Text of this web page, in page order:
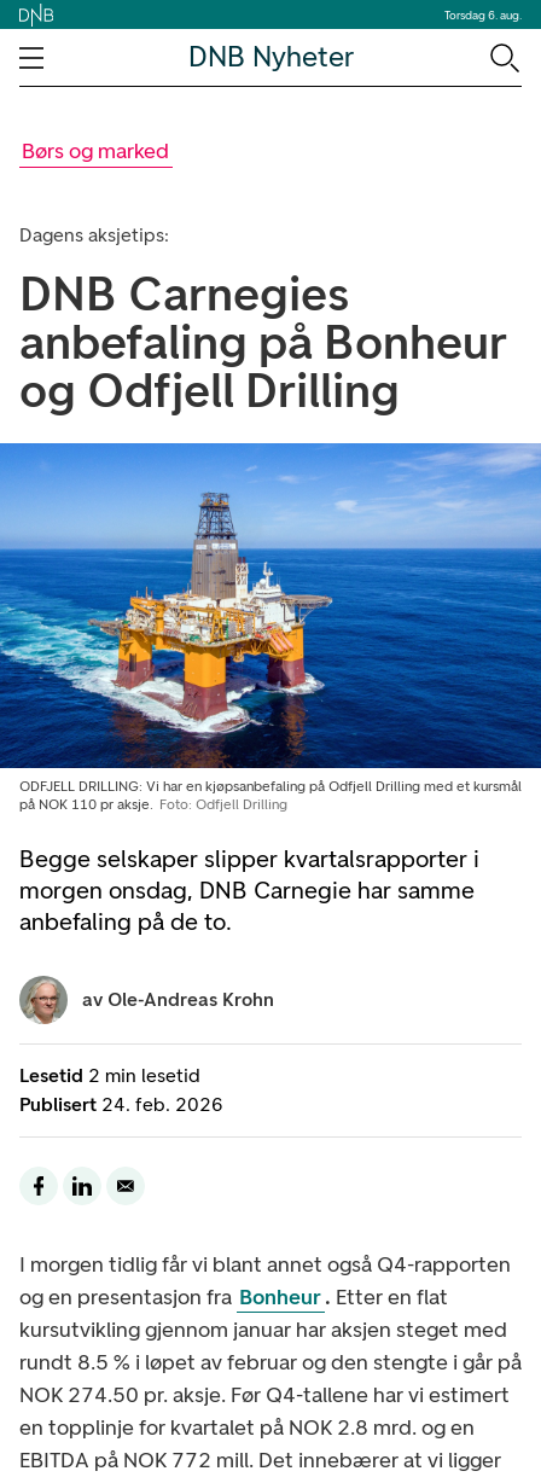
Torsdag 6. aug.
DNB Nyheter
Børs og marked
Dagens aksjetips:
DNB Carnegies
anbefaling på Bonheur
og Odfjell Drilling
Begge selskaper slipper kvartalsrapporter i
morgen onsdag, DNB Carnegie har samme
anbefaling på de to.
ODFJELL DRILLING: Vi har en kjøpsanbefaling på Odfjell Drilling med et kursmål
på NOK 110 pr aksje.
Foto: Odfjell Drilling
Lesetid 2 min lesetid
Publisert 24. feb. 2026
av Ole-Andreas Krohn
I morgen tidlig får vi blant annet også Q4-rapporten
og en presentasjon fra Bonheur. Etter en flat
kursutvikling gjennom januar har aksjen steget med
rundt 8.5 % i løpet av februar og den stengte i går på
NOK 274.50 pr. aksje. Før Q4-tallene har vi estimert
en topplinje for kvartalet på NOK 2.8 mrd. og en
EBITDA på NOK 772 mill. Det innebærer at vi ligger